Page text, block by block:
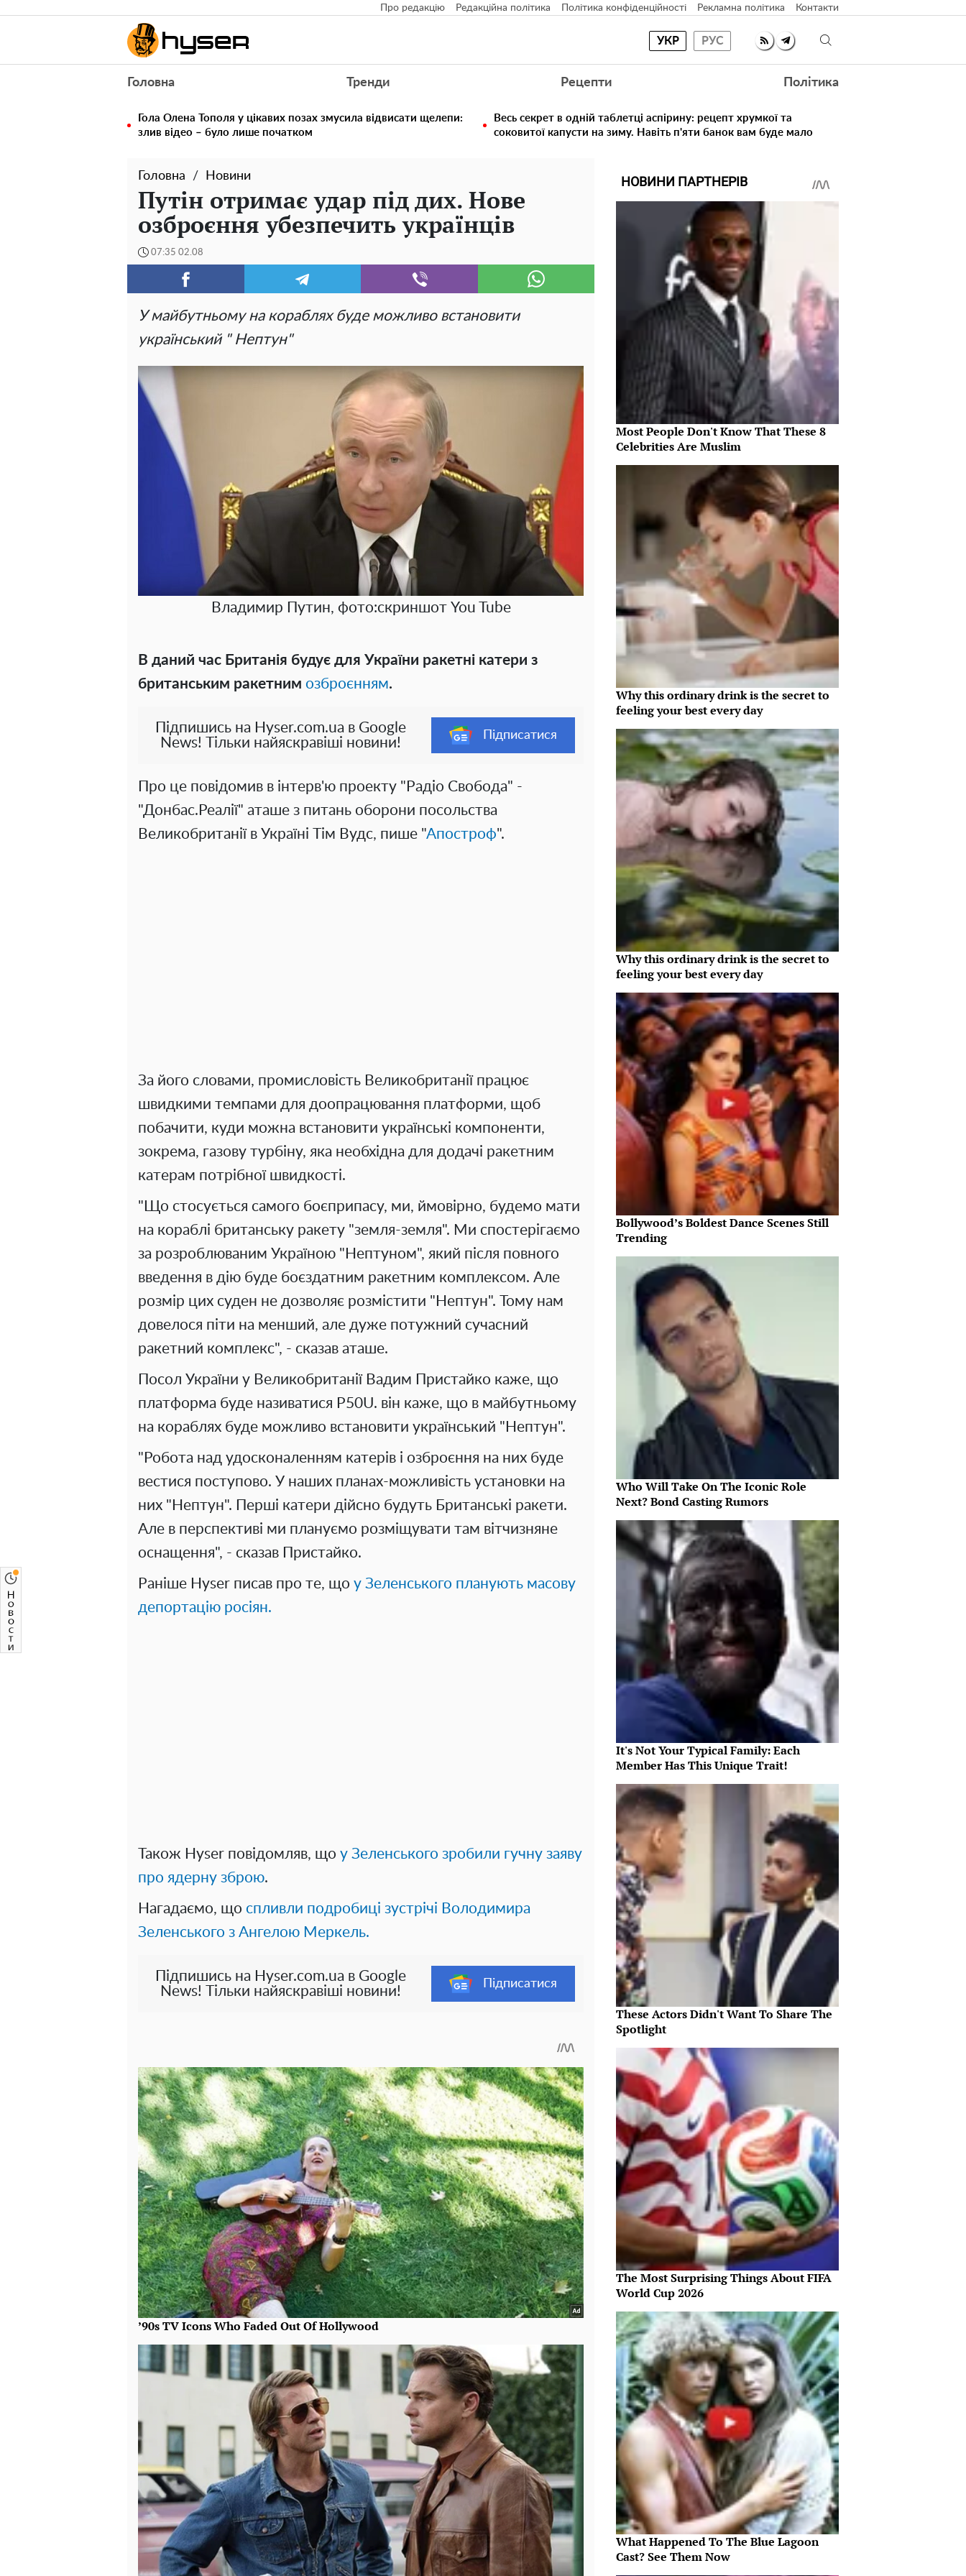
Про редакцію Редакційна політика Політика конфіденційності Рекламна політика Контакти
УКР РУС
Головна Тренди Рецепти Політика
Гола Олена Тополя у цікавих позах змусила відвисати щелепи:
злив відео – було лише початком
Весь секрет в одній таблетці аспірину: рецепт хрумкої та
соковитої капусти на зиму. Навіть п'яти банок вам буде мало
Головна Новини
Путін отримає удар під дих. Нове
озброєння убезпечить українців
07:35 02.08
У майбутньому на кораблях буде можливо встановити
український " Нептун"
Владимир Путин, фото:скриншот You Tube
В даний час Британія будує для України ракетні катери з
британським ракетним озброєнням.
Підпишись на Hyser.com.ua в Google
News! Тільки найяскравіші новини!
Підписатися
Про це повідомив в інтерв'ю проекту "Радіо Свобода" -
"Донбас.Реалії" аташе з питань оборони посольства
Великобританії в Україні Тім Вудс, пише "Апостроф".
За його словами, промисловість Великобританії працює
швидкими темпами для доопрацювання платформи, щоб
побачити, куди можна встановити українські компоненти,
зокрема, газову турбіну, яка необхідна для додачі ракетним
катерам потрібної швидкості.
"Що стосується самого боєприпасу, ми, ймовірно, будемо мати
на кораблі британську ракету "земля-земля". Ми спостерігаємо
за розроблюваним Україною "Нептуном", який після повного
введення в дію буде боєздатним ракетним комплексом. Але
розмір цих суден не дозволяє розмістити "Нептун". Тому нам
довелося піти на менший, але дуже потужний сучасний
ракетний комплекс", - сказав аташе.
Посол України у Великобританії Вадим Пристайко каже, що
платформа буде називатися P50U. він каже, що в майбутньому
на кораблях буде можливо встановити український "Нептун".
"Робота над удосконаленням катерів і озброєння на них буде
вестися поступово. У наших планах-можливість установки на
них "Нептун". Перші катери дійсно будуть Британські ракети.
Але в перспективі ми плануємо розміщувати там вітчизняне
оснащення", - сказав Пристайко.
Раніше Hyser писав про те, що у Зеленського планують масову
депортацію росіян.
Також Hyser повідомляв, що у Зеленського зробили гучну заяву
про ядерну зброю.
Нагадаємо, що спливли подробиці зустрічі Володимира
Зеленського з Ангелою Меркель.
Підпишись на Hyser.com.ua в Google
News! Тільки найяскравіші новини!
Підписатися
НОВИНИ ПАРТНЕРІВ
Most People Don't Know That These 8
Celebrities Are Muslim
Why this ordinary drink is the secret to
feeling your best every day
Why this ordinary drink is the secret to
feeling your best every day
Bollywood’s Boldest Dance Scenes Still
Trending
Who Will Take On The Iconic Role
Next? Bond Casting Rumors
It's Not Your Typical Family: Each
Member Has This Unique Trait!
These Actors Didn't Want To Share The
Spotlight
The Most Surprising Things About FIFA
World Cup 2026
What Happened To The Blue Lagoon
Cast? See Them Now